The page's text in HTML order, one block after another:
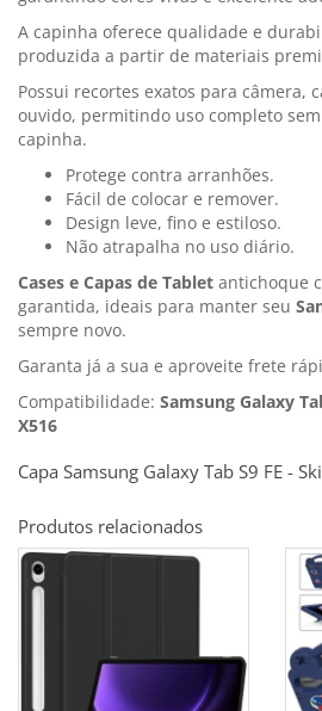
A capinha oferece qualidade e
produzida a partir de materiais
Possui recortes exatos para câmera,
ouvido, permitindo uso completo
capinha.
Protege contra arranhões.
Fácil de colocar e remover.
Design leve, fino e estiloso.
Não atrapalha no uso diário.
Cases e Capas de Tablet antichoque
garantida, ideais para manter seu
sempre novo.
Garanta já a sua e aproveite frete
Compatibilidade: Samsung Galaxy
X516
Capa Samsung Galaxy Tab S9 FE -
Produtos relacionados